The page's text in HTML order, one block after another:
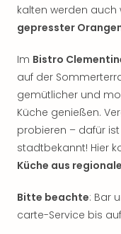
kalten werden auch
gepresster
Im Bistro
auf der
gemütlicher und
Küche genießen.
probieren – dafür
stadtbekannt! Hier
Küche aus
Bitte beachte: Bar
carte-Service bis